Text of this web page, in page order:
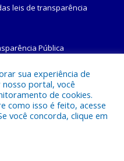
leis de transparência
Pública
Prefeitura Municipal de
sua experiência de
portal, você
de cookies.
como isso é feito, acesse
você concorda, clique em